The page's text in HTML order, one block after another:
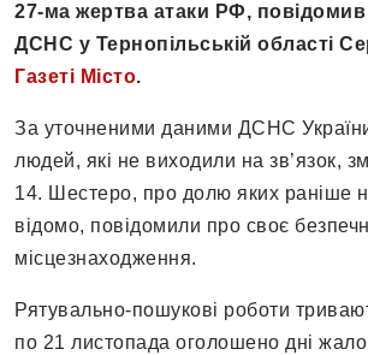
27-ма жертва атаки РФ,
ДСНС у Тернопільській області
Газеті Місто.
За уточненими даними ДСНС України,
людей, які не виходили на зв’язок,
14. Шестеро, про долю яких раніше
відомо, повідомили про своє
місцезнаходження.
Рятувально-пошукові роботи
по 21 листопада оголошено дні